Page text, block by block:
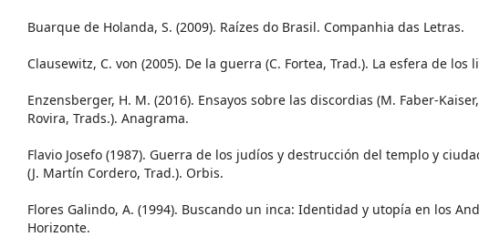
Buarque de Holanda, S. (2009). Raízes do Brasil. Companhia das Letras.
Clausewitz, C. von (2005). De la guerra (C. Fortea, Trad.). La esfera de los
Enzensberger, H. M. (2016). Ensayos sobre las discordias (M. Faber-Kaiser,
Rovira, Trads.). Anagrama.
Flavio Josefo (1987). Guerra de los judíos y destrucción del templo y
(J. Martín Cordero, Trad.). Orbis.
Flores Galindo, A. (1994). Buscando un inca: Identidad y utopía en los
Horizonte.